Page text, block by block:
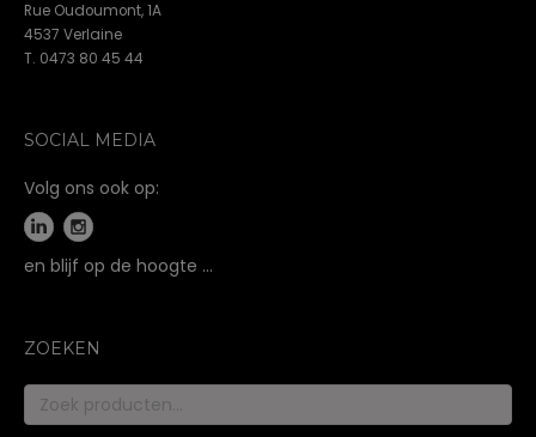
Rue Oudoumont, 1A
4537 Verlaine
T. 0473 80 45 44
SOCIAL MEDIA
Volg ons ook op:
en blijf op de hoogte …
ZOEKEN
Zoeken
naar: